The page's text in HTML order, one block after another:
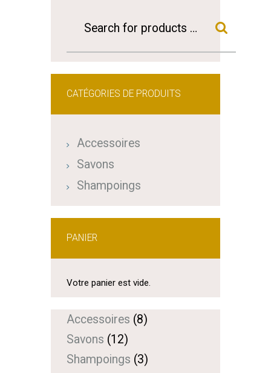
CATÉGORIES DE PRODUITS
Accessoires
Savons
Shampoings
PANIER
Votre panier est vide.
Accessoires 8
Savons 12
Shampoings 3